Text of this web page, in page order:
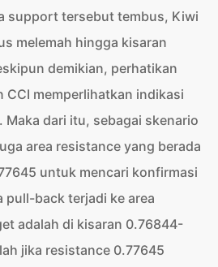
support tersebut tembus, Kiwi
melemah hingga kisaran
demikian, perhatikan
memperlihatkan indikasi
dari itu, sebagai skenario
area resistance yang berada
untuk mencari konfirmasi
pull-back terjadi ke area
adalah di kisaran 0.76844-
jika resistance 0.77645